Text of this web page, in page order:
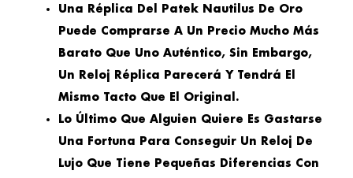
Una Réplica Del Patek Nautilus De Oro
Puede Comprarse A Un Precio Mucho Más
Barato Que Uno Auténtico, Sin Embargo,
Un Reloj Réplica Parecerá Y Tendrá El
Mismo Tacto Que El Original.
Lo Último Que Alguien Quiere Es Gastarse
Una Fortuna Para Conseguir Un Reloj De
Lujo Que Tiene Pequeñas Diferencias Con